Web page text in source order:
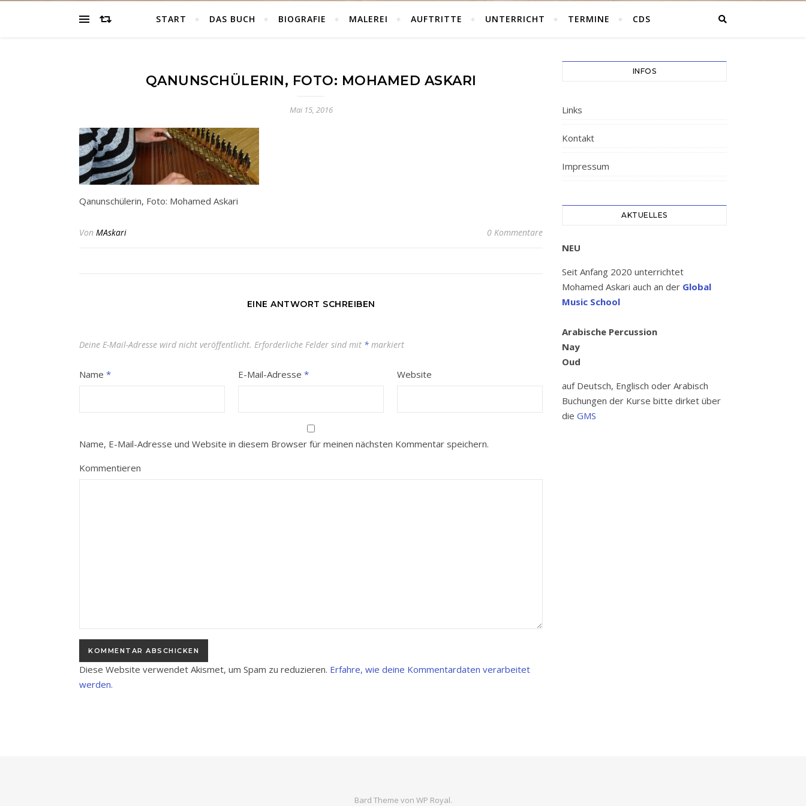
START DAS BUCH BIOGRAFIE MALEREI AUFTRITTE UNTERRICHT TERMINE CDS
QANUNSCHÜLERIN, FOTO: MOHAMED ASKARI
Mai 15, 2016
Qanunschülerin, Foto: Mohamed Askari
Von MAskari 0 Kommentare
EINE ANTWORT SCHREIBEN
Deine E-Mail-Adresse wird nicht veröffentlicht. Erforderliche Felder sind mit * markiert
Name * E-Mail-Adresse * Website
Name, E-Mail-Adresse und Website in diesem Browser für meinen nächsten Kommentar speichern.
Kommentieren
Diese Website verwendet Akismet, um Spam zu reduzieren. Erfahre, wie deine Kommentardaten verarbeitet
werden.
INFOS
Links
Kontakt
Impressum
AKTUELLES
NEU
Seit Anfang 2020 unterrichtet
Mohamed Askari auch an der Global
Music School
Arabische Percussion
Nay
Oud
auf Deutsch, Englisch oder Arabisch
Buchungen der Kurse bitte dirket über
die GMS
Bard Theme von WP Royal.